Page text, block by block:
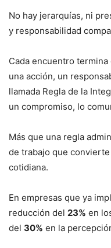
No hay jerarquías, ni
y responsabilidad
Cada encuentro
una acción, un
llamada Regla de la
un compromiso, lo
Más que una regla
de trabajo que
cotidiana.
En empresas que ya
reducción del 23% en
del 30% en la